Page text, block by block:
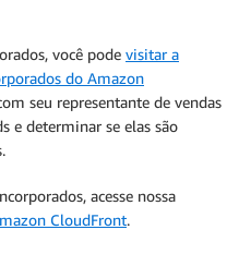
você pode visitar a
do Amazon
seu representante de vendas
e determinar se elas são
acesse nossa
CloudFront.